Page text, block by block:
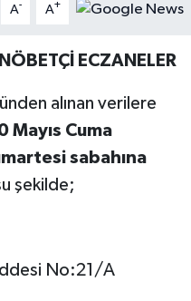
A- A+
ECZANELER
alınan verilere
Mayıs Cuma
sabahına
şekilde;
No:21/A